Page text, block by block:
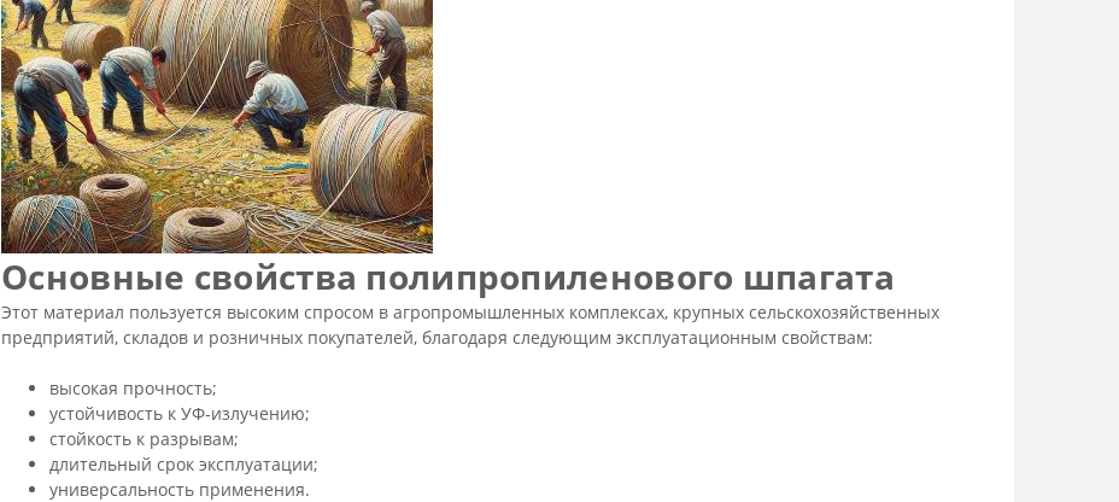
Основные свойства полипропиленового шпагата
Этот материал пользуется высоким спросом в агропромышленных комплексах, крупных сельскохозяйственных
предприятий, складов и розничных покупателей, благодаря следующим эксплуатационным свойствам:
высокая прочность;
устойчивость к УФ-излучению;
стойкость к разрывам;
длительный срок эксплуатации;
универсальность применения.